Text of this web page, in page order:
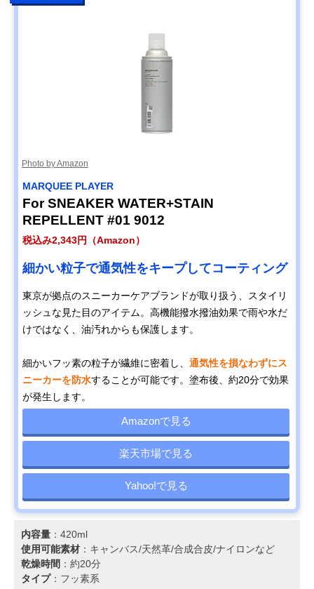
Photo by Amazon
MARQUEE PLAYER
For SNEAKER WATER+STAIN
REPELLENT #01 9012
税込み2,343円（Amazon）
細かい粒子で通気性をキープしてコーティング
東京が拠点のスニーカーケアブランドが取り扱う、スタイリ
ッシュな見た目のアイテム。高機能撥水撥油効果で雨や水だ
けではなく、油汚れからも保護します。
細かいフッ素の粒子が繊維に密着し、 通気性を損なわずにス
ニーカーを防水することが可能です。塗布後、約20分で効果
が発生します。
Amazonで見る
楽天市場で見る
Yahoo!で見る
内容量 ：420ml
使用可能素材 ：キャンバス/天然革/合成合皮/ナイロンなど
乾燥時間 ：約20分
タイプ：フッ素系